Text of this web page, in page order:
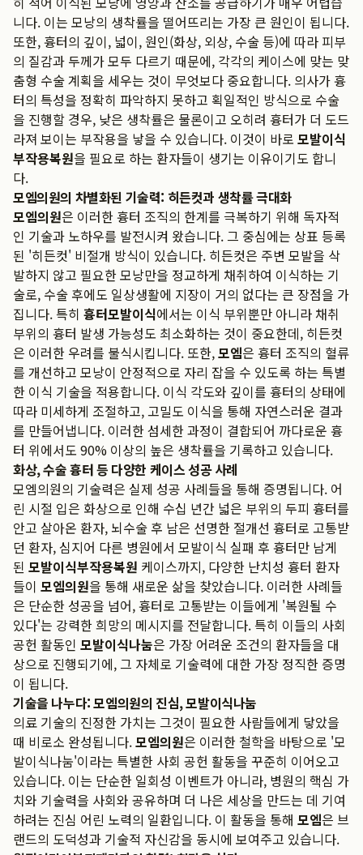
니다. 이는 모낭의 생착률을 떨어뜨리는 가장 큰 원인이 됩니다.
또한, 흉터의 깊이, 넓이, 원인(화상, 외상, 수술 등)에 따라 피부
의 질감과 두께가 모두 다르기 때문에, 각각의 케이스에 맞는 맞
춤형 수술 계획을 세우는 것이 무엇보다 중요합니다. 의사가 흉
터의 특성을 정확히 파악하지 못하고 획일적인 방식으로 수술
을 진행할 경우, 낮은 생착률은 물론이고 오히려 흉터가 더 도드
라져 보이는 부작용을 낳을 수 있습니다. 이것이 바로 모발이식
부작용복원을 필요로 하는 환자들이 생기는 이유이기도 합니
다.
모엠의원의 차별화된 기술력: 히든컷과 생착률 극대화
모엠의원은 이러한 흉터 조직의 한계를 극복하기 위해 독자적
인 기술과 노하우를 발전시켜 왔습니다. 그 중심에는 상표 등록
된 '히든컷' 비절개 방식이 있습니다. 히든컷은 주변 모발을 삭
발하지 않고 필요한 모낭만을 정교하게 채취하여 이식하는 기
술로, 수술 후에도 일상생활에 지장이 거의 없다는 큰 장점을 가
집니다. 특히 흉터모발이식에서는 이식 부위뿐만 아니라 채취
부위의 흉터 발생 가능성도 최소화하는 것이 중요한데, 히든컷
은 이러한 우려를 불식시킵니다. 또한,모엠은 흉터 조직의 혈류
를 개선하고 모낭이 안정적으로 자리 잡을 수 있도록 하는 특별
한 이식 기술을 적용합니다. 이식 각도와 깊이를 흉터의 상태에
따라 미세하게 조절하고, 고밀도 이식을 통해 자연스러운 결과
를 만들어냅니다. 이러한 섬세한 과정이 결합되어 까다로운 흉
터 위에서도 90% 이상의 높은 생착률을 기록하고 있습니다.
화상, 수술 흉터 등 다양한 케이스 성공 사례
모엠의원의 기술력은 실제 성공 사례들을 통해 증명됩니다. 어
린 시절 입은 화상으로 인해 수십 년간 넓은 부위의 두피 흉터를
안고 살아온 환자, 뇌수술 후 남은 선명한 절개선 흉터로 고통받
던 환자, 심지어 다른 병원에서 모발이식 실패 후 흉터만 남게
된 모발이식부작용복원 케이스까지, 다양한 난치성 흉터 환자
들이 모엠의원을 통해 새로운 삶을 찾았습니다. 이러한 사례들
은 단순한 성공을 넘어, 흉터로 고통받는 이들에게 '복원될 수
있다'는 강력한 희망의 메시지를 전달합니다. 특히 이들의 사회
공헌 활동인 모발이식나눔은 가장 어려운 조건의 환자들을 대
상으로 진행되기에, 그 자체로 기술력에 대한 가장 정직한 증명
이 됩니다.
기술을 나누다: 모엠의원의 진심, 모발이식나눔
의료 기술의 진정한 가치는 그것이 필요한 사람들에게 닿았을
때 비로소 완성됩니다.모엠의원은 이러한 철학을 바탕으로 '모
발이식나눔'이라는 특별한 사회 공헌 활동을 꾸준히 이어오고
있습니다. 이는 단순한 일회성 이벤트가 아니라, 병원의 핵심 가
치와 기술력을 사회와 공유하며 더 나은 세상을 만드는 데 기여
하려는 진심 어린 노력의 일환입니다. 이 활동을 통해 모엠은 브
랜드의 도덕성과 기술적 자신감을 동시에 보여주고 있습니다.